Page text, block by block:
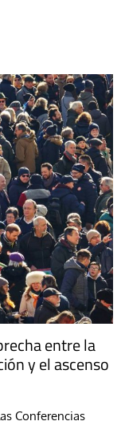
entre la
y el ascenso
Conferencias